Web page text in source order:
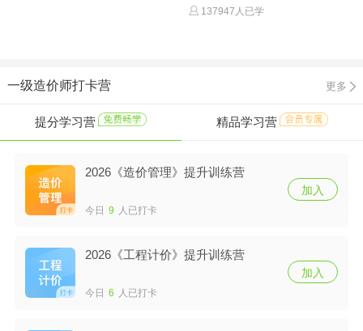
137947人已学
一级造价师打卡营 更多
提分学习营 精品学习营
2026《造价管理》提升训练营
今日 9 人已打卡
加入
2026《工程计价》提升训练营
今日 6 人已打卡
加入